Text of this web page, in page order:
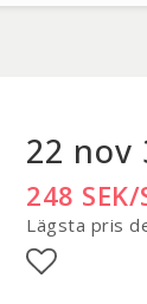
22 nov
248 SEK/
Lägsta pris